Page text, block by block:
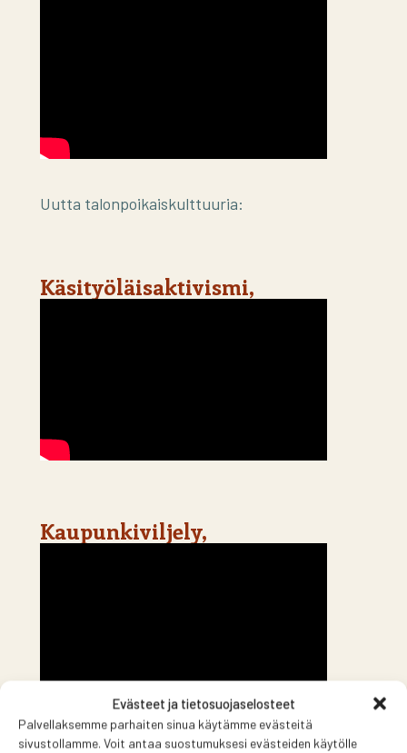
Evästeet ja tietosuojaselosteet
Palvellaksemme parhaiten sinua käytämme evästeitä
sivustollamme. Voit antaa suostumuksesi evästeiden käytölle
Uutta talonpoikaiskulttuuria:
Käsityöläisaktivismi,
Kaupunkiviljely,